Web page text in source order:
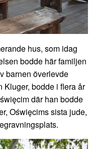
hus, som idag
bodde här familjen
barnen överlevde
Kluger, bodde i flera år
där han bodde
Oświęcims sista jude,